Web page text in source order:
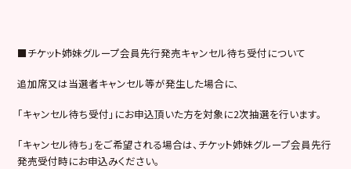
■チケット姉妹グループ会員先行発売キャンセル待ち受付について
追加席又は当選者キャンセル等が発生した場合に、
「キャンセル待ち受付」にお申込頂いた方を対象に2次抽選を行います。
「キャンセル待ち」をご希望される場合は、チケット姉妹グループ会員先行
発売受付時にお申込みください。